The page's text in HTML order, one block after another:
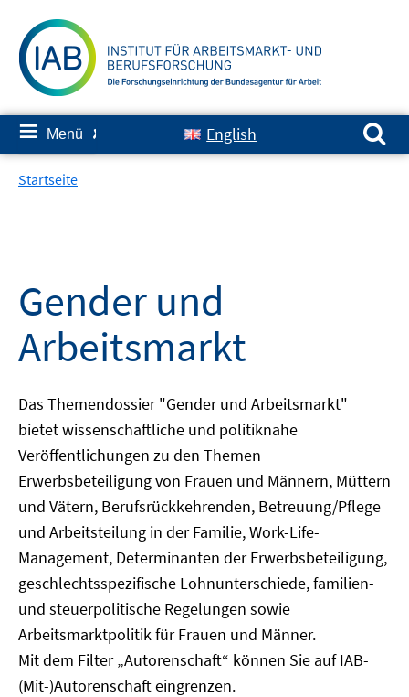
zum
Inhalt
≡ Menü ✘ English
Suchen nach:
Startseite
Gender und
Arbeitsmarkt
Das Themendossier "Gender und Arbeitsmarkt"
bietet wissenschaftliche und politiknahe
Veröffentlichungen zu den Themen
Erwerbsbeteiligung von Frauen und Männern, Müttern
und Vätern, Berufsrückkehrenden, Betreuung/Pflege
und Arbeitsteilung in der Familie, Work-Life-
Management, Determinanten der Erwerbsbeteiligung,
geschlechtsspezifische Lohnunterschiede, familien-
und steuerpolitische Regelungen sowie
Arbeitsmarktpolitik für Frauen und Männer.
Mit dem Filter „Autorenschaft“ können Sie auf IAB-
(Mit-)Autorenschaft eingrenzen.